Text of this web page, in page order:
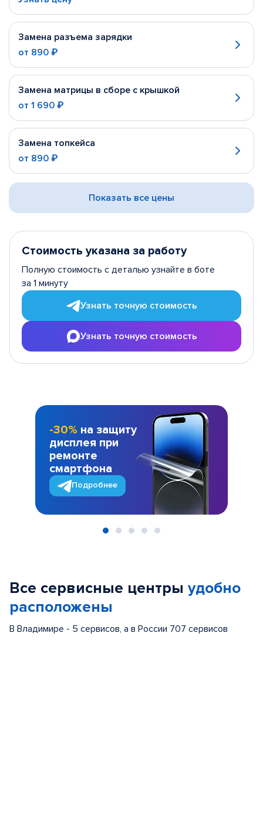
Замена разъема зарядки
от 890 ₽
Замена матрицы в сборе с крышкой
от 1 690 ₽
Замена топкейса
от 890 ₽
Показать все цены
Стоимость указана за работу
Полную стоимость с деталью узнайте в боте
за 1 минуту
Узнать точную стоимость
Узнать точную стоимость
-30% на защиту
дисплея при
ремонте
смартфона
Подробнее
Все сервисные центры удобно
расположены
В Владимире - 5 сервисов, а в России 707 сервисов